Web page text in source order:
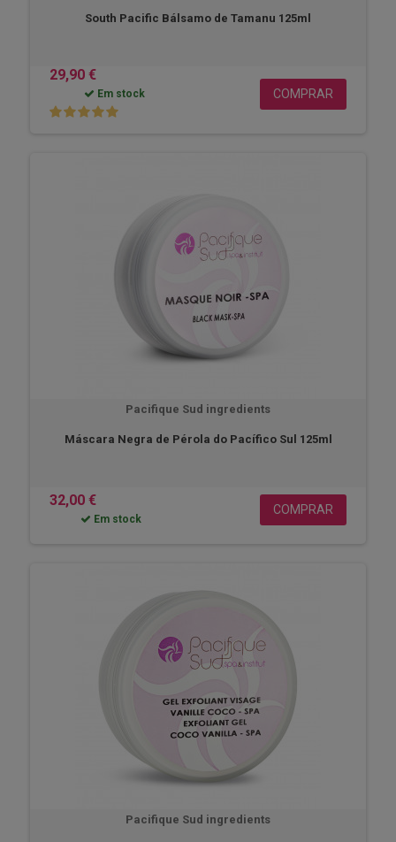
South Pacific Bálsamo de Tamanu 125ml
29,90 €
Em stock COMPRAR
Pacifique Sud ingredients
Máscara Negra de Pérola do Pacífico Sul 125ml
32,00 €
Em stock
COMPRAR
Pacifique Sud ingredients